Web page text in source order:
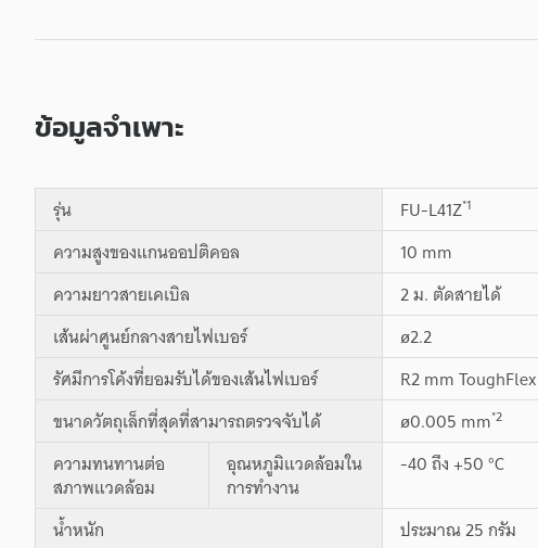
ข้อมูลจำเพาะ
รุ่น FU-L41Z*1
ความสูงของแกนออปติคอล
10 mm
ความยาวสายเคเบิล
2 ม. ตัดสายได้
เส้นผ่าศูนย์กลางสายไฟเบอร์
ø2.2
รัศมีการโค้งที่ยอมรับได้ของเส้นไฟเบอร์
R2 mm ToughFlex
ขนาดวัตถุเล็กที่สุดที่สามารถตรวจจับได้
ø0.005 mm*2
ความทนทานต่อ
สภาพแวดล้อม
อุณหภูมิแวดล้อมใน
การทำงาน
-40 ถึง +50 °C
น้ำหนัก ประมาณ 25 กรัม